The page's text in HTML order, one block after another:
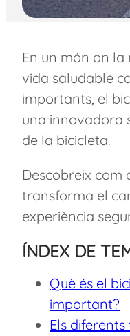
En un món on
vida saludable
importants, el
una innovadora
de la bicicleta.
Descobreix com
transforma el
experiència
ÍNDEX DE
Què és el
important?
Els diferents